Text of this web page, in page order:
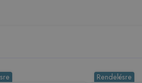
Rendelésre